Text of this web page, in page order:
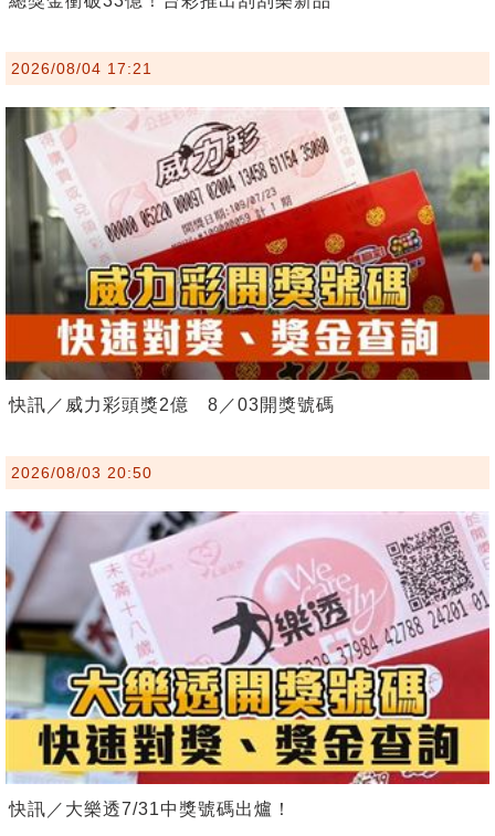
2026/08/04 17:21
快訊／威力彩頭獎2億 8／03開獎號碼
2026/08/03 20:50
快訊／大樂透7/31中獎號碼出爐！